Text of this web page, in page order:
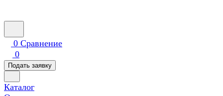
0 Сравнение
0
Подать заявку
Каталог